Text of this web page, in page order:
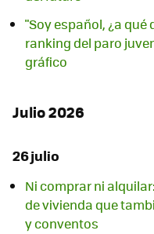
"Soy español, ¿a qué
ranking del paro
gráfico
Julio 2026
26 julio
Ni comprar ni
de vivienda que
y conventos